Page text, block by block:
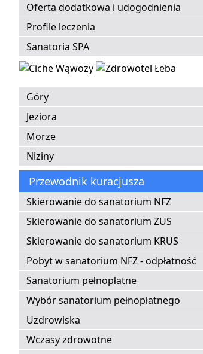
Oferta dodatkowa i udogodnienia
Profile leczenia
Sanatoria SPA
Góry
Jeziora
Morze
Niziny
Przewodnik kuracjusza
Skierowanie do sanatorium NFZ
Skierowanie do sanatorium ZUS
Skierowanie do sanatorium KRUS
Pobyt w sanatorium NFZ - odpłatność
Sanatorium pełnopłatne
Wybór sanatorium pełnopłatnego
Uzdrowiska
Wczasy zdrowotne